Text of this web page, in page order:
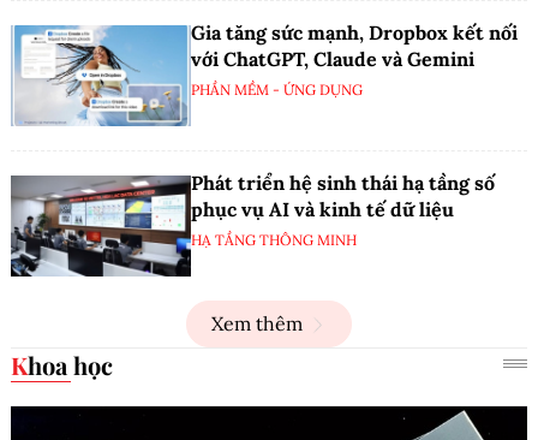
Gia tăng sức mạnh, Dropbox kết nối
với ChatGPT, Claude và Gemini
PHẦN MỀM - ỨNG DỤNG
Phát triển hệ sinh thái hạ tầng số
phục vụ AI và kinh tế dữ liệu
HẠ TẦNG THÔNG MINH
Xem thêm
Khoa học